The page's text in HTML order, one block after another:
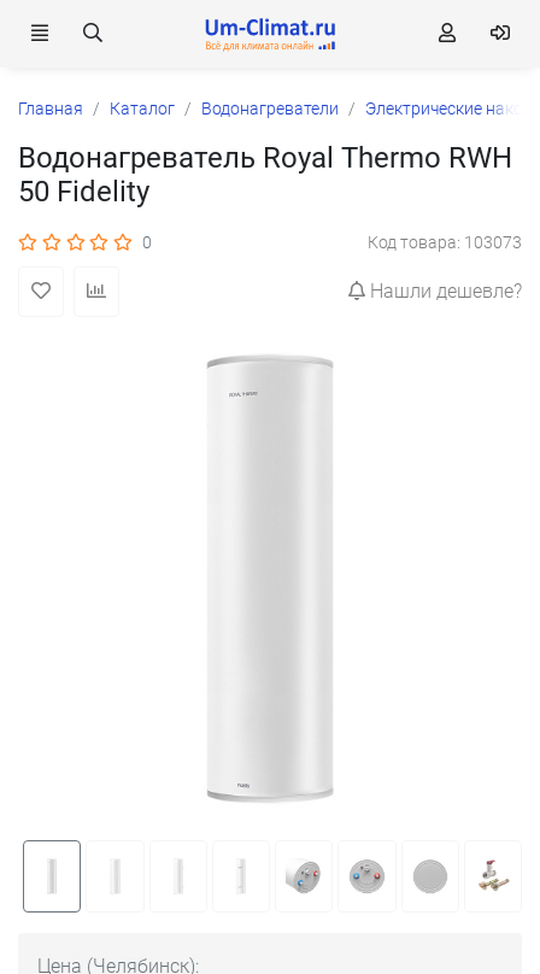
Главная Каталог Водонагреватели Электрические
Водонагреватель Royal Thermo RWH
50 Fidelity
0 Код товара: 103073
Нашли дешевле?
Цена (Челябинск):